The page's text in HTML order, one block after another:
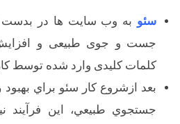
سئو به وب سایت ها در بدست
جست و جوی طبیعی و
کلمات کلیدی وارد شده توسط
بعد ازشروع کار سئو براي بهبود
جستجوي طبيعي، اين فرآيند